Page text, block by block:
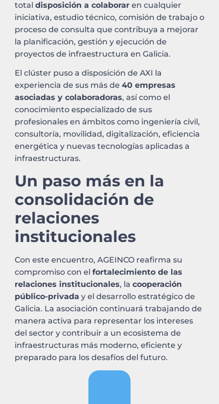
total disposición a colaborar en cualquier
iniciativa, estudio técnico, comisión de trabajo o
proceso de consulta que contribuya a mejorar
la planificación, gestión y ejecución de
proyectos de infraestructura en Galicia.
El clúster puso a disposición de AXI la
experiencia de sus más de 40 empresas
asociadas y colaboradoras, así como el
conocimiento especializado de sus
profesionales en ámbitos como ingeniería civil,
consultoría, movilidad, digitalización, eficiencia
energética y nuevas tecnologías aplicadas a
infraestructuras.
Un paso más en la
consolidación de
relaciones
institucionales
Con este encuentro, AGEINCO reafirma su
compromiso con el fortalecimiento de las
relaciones institucionales, la cooperación
público-privada y el desarrollo estratégico de
Galicia. La asociación continuará trabajando de
manera activa para representar los intereses
del sector y contribuir a un ecosistema de
infraestructuras más moderno, eficiente y
preparado para los desafíos del futuro.